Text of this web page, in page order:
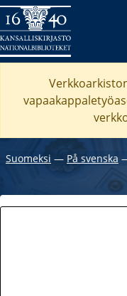
Suomeksi ― På svenska